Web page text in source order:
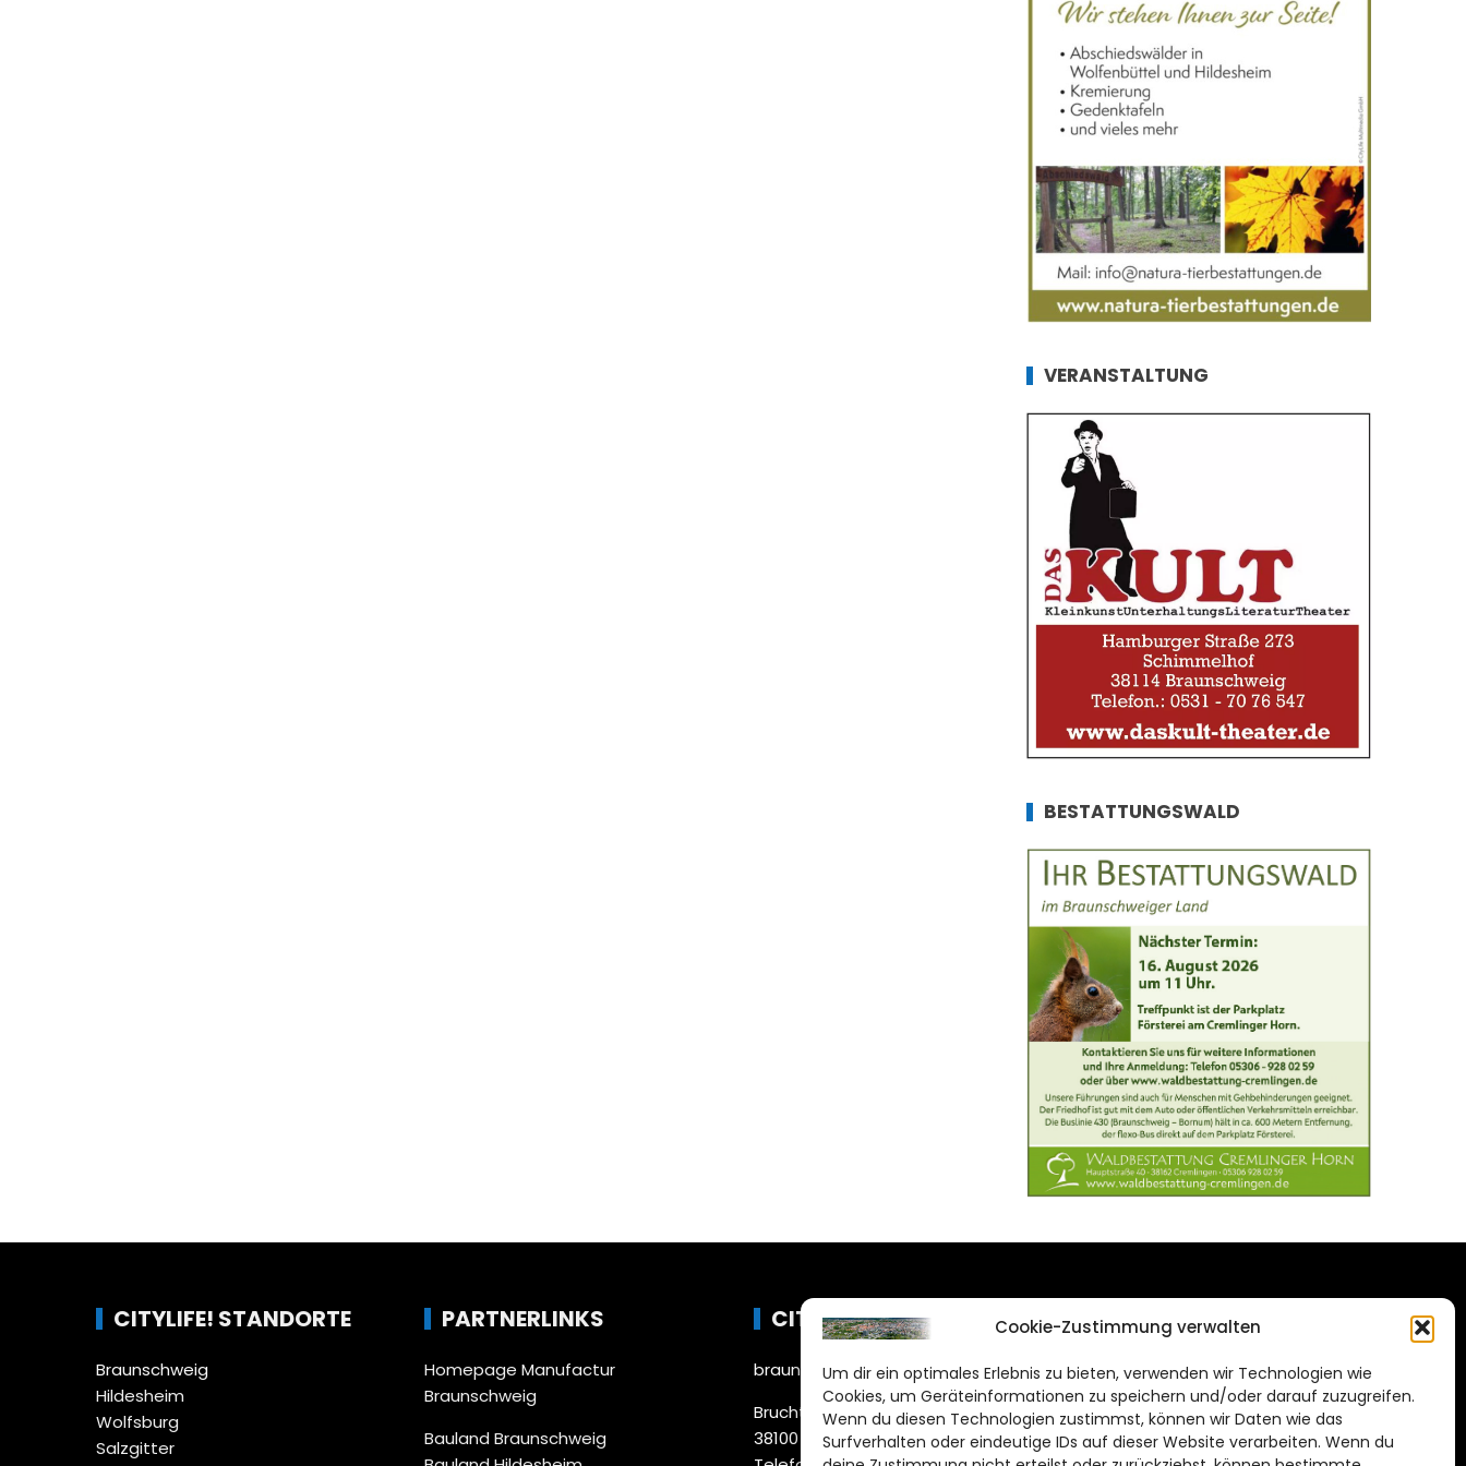
Cookie-Zustimmung verwalten
Um dir ein optimales Erlebnis zu bieten, verwenden wir Technologien wie
Cookies, um Geräteinformationen zu speichern und/oder darauf zuzugreifen.
Wenn du diesen Technologien zustimmst, können wir Daten wie das
Surfverhalten oder eindeutige IDs auf dieser Website verarbeiten. Wenn du
VERANSTALTUNG
BESTATTUNGSWALD
CITYLIFE! STANDORTE
Braunschweig
Hildesheim
Wolfsburg
Salzgitter
PARTNERLINKS
Homepage Manufactur
Braunschweig
Bauland Braunschweig
CITYLIFE!
braunschweig@citylifemedien.de
Bruchtorwall 12
38100 Braunschweig
DAS STADTMAGAZIN
FÜR BRAUNSCHWEIG
Impressum
Datenschutzerklärung
Cookie Richtlinie